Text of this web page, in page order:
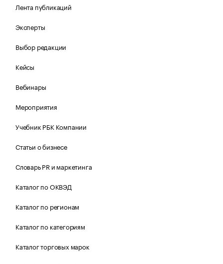
Лента публикаций
Эксперты
Выбор редакции
Кейсы
Вебинары
Мероприятия
Учебник РБК Компании
Статьи о бизнесе
Словарь PR и маркетинга
Каталог по ОКВЭД
Каталог по регионам
Каталог по категориям
Каталог торговых марок